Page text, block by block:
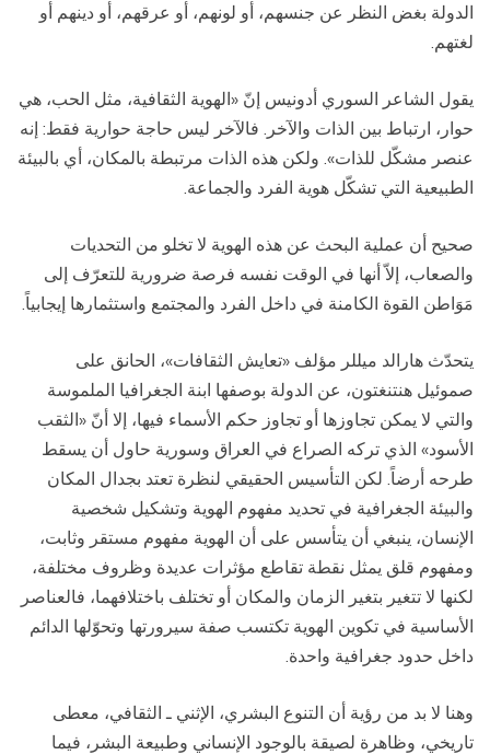
الدولة بغض النظر عن جنسهم، أو لونهم، أو عرقهم، أو دينهم أو
لغتهم.
يقول الشاعر السوري أدونيس إنّ «الهوية الثقافية، مثل الحب، هي
حوار، ارتباط بين الذات والآخر. فالآخر ليس حاجة حوارية فقط: إنه
عنصر مشكّل للذات». ولكن هذه الذات مرتبطة بالمكان، أي بالبيئة
الطبيعية التي تشكّل هوية الفرد والجماعة.
صحيح أن عملية البحث عن هذه الهوية لا تخلو من التحديات
والصعاب، إلاّ أنها في الوقت نفسه فرصة ضرورية للتعرّف إلى
مَوَاطن القوة الكامنة في داخل الفرد والمجتمع واستثمارها إيجابياً.
يتحدّث هارالد ميللر مؤلف «تعايش الثقافات»، الحانق على
صموئيل هنتنغتون، عن الدولة بوصفها ابنة الجغرافيا الملموسة
والتي لا يمكن تجاوزها أو تجاوز حكم الأسماء فيها، إلا أنّ «الثقب
الأسود» الذي تركه الصراع في العراق وسورية حاول أن يسقط
طرحه أرضاً. لكن التأسيس الحقيقي لنظرة تعتد بجدال المكان
والبيئة الجغرافية في تحديد مفهوم الهوية وتشكيل شخصية
الإنسان، ينبغي أن يتأسس على أن الهوية مفهوم مستقر وثابت،
ومفهوم قلق يمثل نقطة تقاطع مؤثرات عديدة وظروف مختلفة،
لكنها لا تتغير بتغير الزمان والمكان أو تختلف باختلافهما، فالعناصر
الأساسية في تكوين الهوية تكتسب صفة سيرورتها وتحوّلها الدائم
داخل حدود جغرافية واحدة.
وهنا لا بد من رؤية أن التنوع البشري، الإثني ـ الثقافي، معطى
تاريخي، وظاهرة لصيقة بالوجود الإنساني وطبيعة البشر، فيما